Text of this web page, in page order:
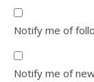
Notify me of
Notify me of